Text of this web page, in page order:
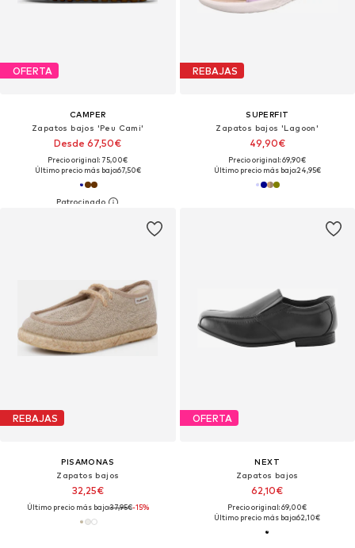
OFERTA
CAMPER
Zapatos bajos 'Peu Cami'
Desde 67,50€
Precio original: 75,00€
Último precio más bajo:67,50€
REBAJAS
SUPERFIT
Zapatos bajos 'Lagoon'
49,90€
Precio original: 69,90€
Último precio más bajo:24,95€
REBAJAS
PISAMONAS
Zapatos bajos
32,25€
Último precio más bajo:37,95€-15%
OFERTA
NEXT
Zapatos bajos
62,10€
Precio original: 69,00€
Último precio más bajo:62,10€